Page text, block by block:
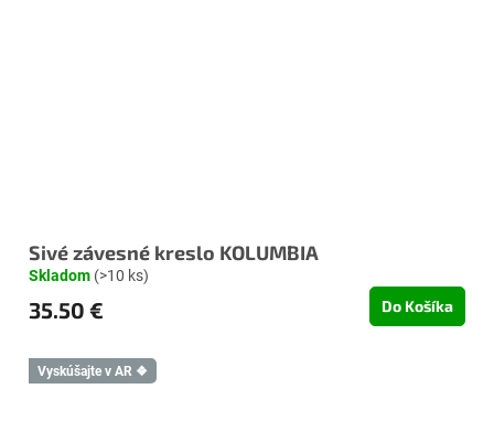
Sivé závesné kreslo KOLUMBIA
Skladom (>10 ks)
35.50 € Do Košíka
Vyskúšajte v AR ❖